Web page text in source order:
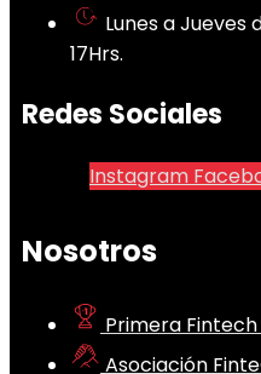
Lunes a Jueves
17Hrs.
Redes Sociales
Instagram
Nosotros
Primera
Asociación